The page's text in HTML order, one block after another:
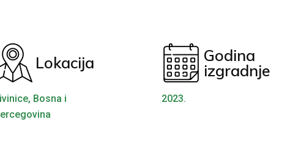
Lokacija
Bosna i
Godina
izgradnje
2023.